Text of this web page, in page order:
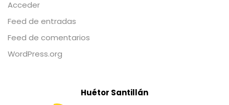
Acceder
Feed de entradas
Feed de comentarios
WordPress.org
Huétor Santillán